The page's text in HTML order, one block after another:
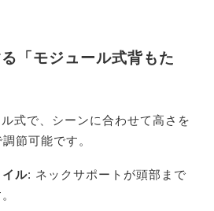
「モジュール式背もた
式で、シーンに合わせて高さを
調節可能です。
ル: ネックサポートが頭部まで